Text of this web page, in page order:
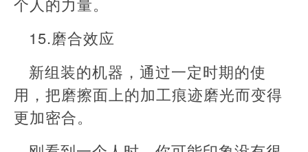
15.磨合效应
新组装的机器，通过一定时期的使
用，把磨擦面上的加工痕迹磨光而变得
更加密合。